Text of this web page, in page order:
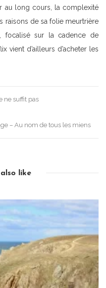
au long cours, la complexité
raisons de sa folie meurtrière
focalisé sur la cadence de
vient d’ailleurs d’acheter les
ne suffit pas
– Au nom de tous les miens
like